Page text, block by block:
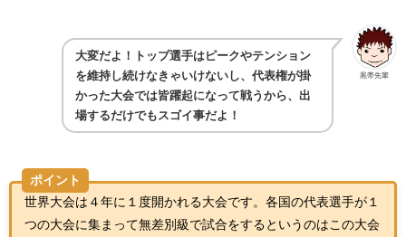
黒帯先輩
大変だよ！トップ選手はピークやテンション
を維持し続けなきゃいけないし、代表権が掛
かった大会では皆躍起になって戦うから、出
場するだけでもスゴイ事だよ！
ポイント
世界大会は４年に１度開かれる大会です。各国の代表選手が１
つの大会に集まって無差別級で試合をするというのはこの大会